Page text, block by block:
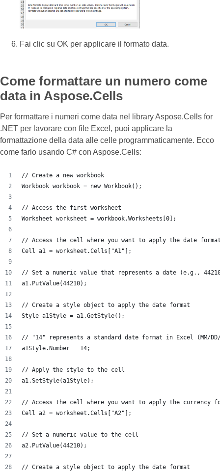
Fai clic su OK per applicare il formato data.
Come formattare un numero come
data in Aspose.Cells
Per formattare i numeri come data nel library Aspose.Cells for
.NET per lavorare con file Excel, puoi applicare la
formattazione della data alle celle programmaticamente. Ecco
come farlo usando C# con Aspose.Cells:
// Create a new workbook
Workbook workbook = new Workbook();
// Access the first worksheet
Worksheet worksheet = workbook.Worksheets[0];
// Access the cell where you want to apply the date
Cell a1 = worksheet.Cells["A1"];
// Set a numeric value that represents a date (e.g.,
a1.PutValue(44210);
// Create a style object to apply the date format
Style a1Style = a1.GetStyle();
// "14" represents a standard date format in Excel (MM/DD/
a1Style.Number = 14;
// Apply the style to the cell
a1.SetStyle(a1Style);
// Access the cell where you want to apply the currency
Cell a2 = worksheet.Cells["A2"];
// Set a numeric value to the cell
a2.PutValue(44210);
// Create a style object to apply the date format